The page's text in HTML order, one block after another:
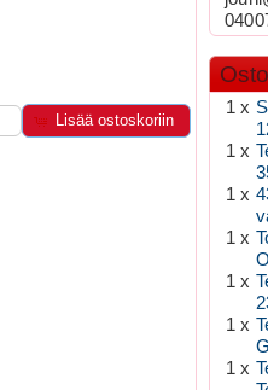
Lisää ostoskoriin
1 x
1 x
1 x
1 x
1 x
1 x
1 x